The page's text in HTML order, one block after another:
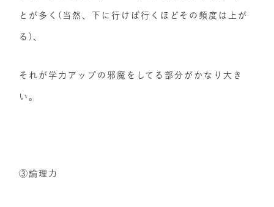
とが多く(当然、下に行けば行くほどその頻度は上が
る)、
それが学力アップの邪魔をしてる部分がかなり大き
い。
③論理力